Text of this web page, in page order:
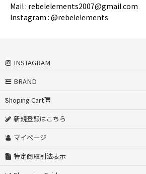
Mail : rebelelements2007@gmail.com
Instagram : @rebelelements
INSTAGRAM
BRAND
Shoping Cart
新規登録はこちら
マイページ
特定商取引法表示